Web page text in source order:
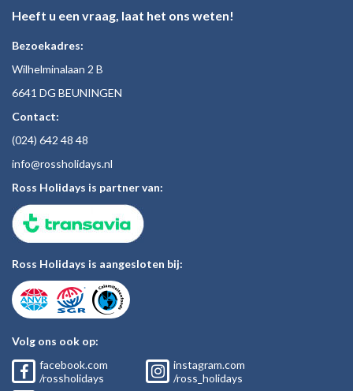
Heeft u een vraag, laat het ons weten!
Bezoekadres:
Wilhelminalaan 2 B
6641 DG BEUNINGEN
Contact:
(024) 642 48 48
info@rossholidays.nl
Ross Holidays is partner van:
Ross Holidays is aangesloten bij:
Volg ons ook op:
facebook.com
/rossholidays
instagram.com
/ross_holidays